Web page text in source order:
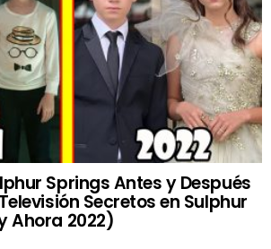
Springs Antes y Después
Secretos en Sulphur
Ahora 2022)